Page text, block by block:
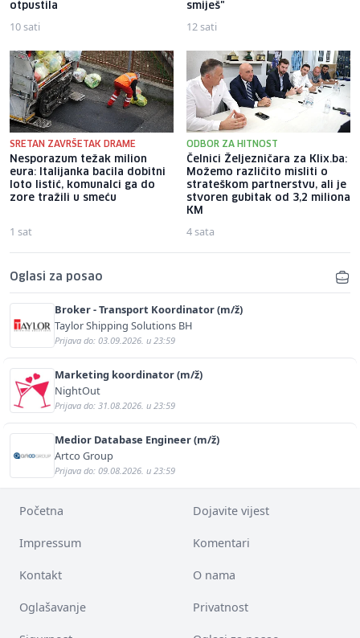
otpustila
10 sati
smiješ"
12 sati
SRETAN ZAVRŠETAK DRAME
Nesporazum težak milion
eura: Italijanka bacila dobitni
loto listić, komunalci ga do
zore tražili u smeću
1 sat
ODBOR ZA HITNOST
Čelnici Željezničara za Klix.ba:
Možemo različito misliti o
strateškom partnerstvu, ali je
stvoren gubitak od 3,2 miliona
KM
4 sata
Oglasi za posao
Broker - Transport Koordinator (m/ž)
Taylor Shipping Solutions BH
Prijava do: 03.09.2026. u 23:59
Marketing koordinator (m/ž)
NightOut
Prijava do: 31.08.2026. u 23:59
Medior Database Engineer (m/ž)
Artco Group
Prijava do: 09.08.2026. u 23:59
Početna Dojavite vijest
Impressum Komentari
Kontakt O nama
Oglašavanje Privatnost